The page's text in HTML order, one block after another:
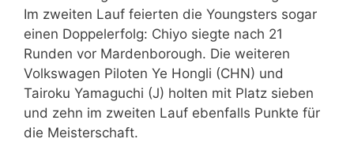
Im zweiten Lauf feierten die Youngsters sogar
einen Doppelerfolg: Chiyo siegte nach 21
Runden vor Mardenborough. Die weiteren
Volkswagen Piloten Ye Hongli (CHN) und
Tairoku Yamaguchi (J) holten mit Platz sieben
und zehn im zweiten Lauf ebenfalls Punkte für
die Meisterschaft.